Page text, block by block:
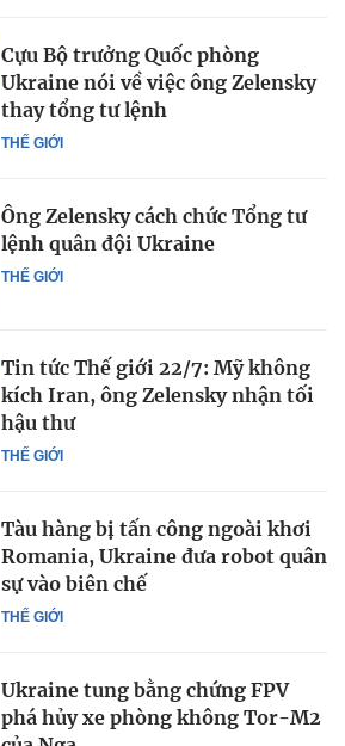
THẾ GIỚI
Cựu Bộ trưởng Quốc phòng
Ukraine nói về việc ông Zelensky
thay tổng tư lệnh
THẾ GIỚI
Ông Zelensky cách chức Tổng tư
lệnh quân đội Ukraine
THẾ GIỚI
Tin tức Thế giới 22/7: Mỹ không
kích Iran, ông Zelensky nhận tối
hậu thư
THẾ GIỚI
Tàu hàng bị tấn công ngoài khơi
Romania, Ukraine đưa robot quân
sự vào biên chế
Ukraine tung bằng chứng FPV
phá hủy xe phòng không Tor-M2